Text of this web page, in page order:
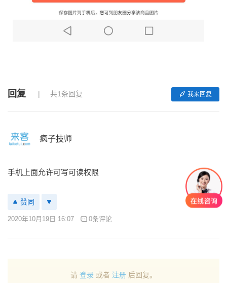
回复 共1条回复 我来回复
疯子技师
手机上面允许可写可读权限
赞同
2020年10月19日 16:07 0条评论
请 登录 或者 注册 后回复。